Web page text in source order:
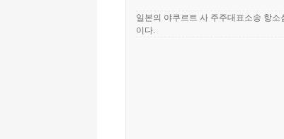
일본의 야쿠르트 사 주주대표소송 항
이다.